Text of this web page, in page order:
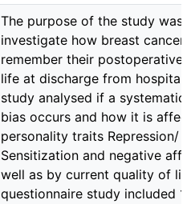
The purpose of the study was
investigate how breast cancer
remember their postoperative
life at discharge from hospital.
study analysed if a systematic
bias occurs and how it is
personality traits Repression/
Sensitization and negative
well as by current quality of
questionnaire study included